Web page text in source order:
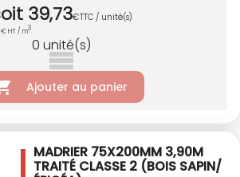
39,73€TTC / unité(s)
€ HT / m3
0 unité(s)
Ajouter au panier
MADRIER 75X200MM 3,90M
TRAITÉ CLASSE 2 (BOIS SAPIN/